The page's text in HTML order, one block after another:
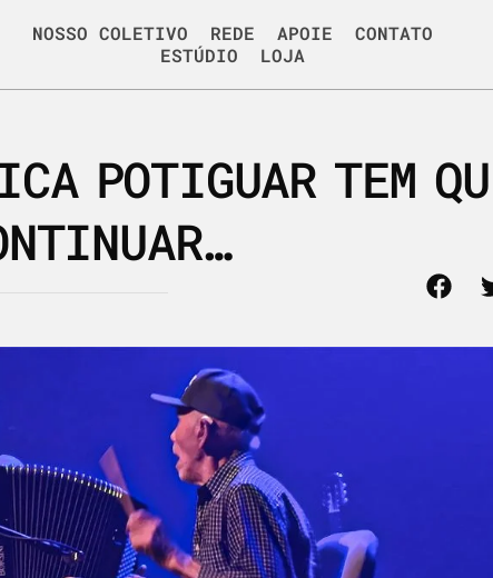
NOSSO COLETIVO REDE APOIE
CONTATO
ESTÚDIO
LOJA
POTIGUAR TEM